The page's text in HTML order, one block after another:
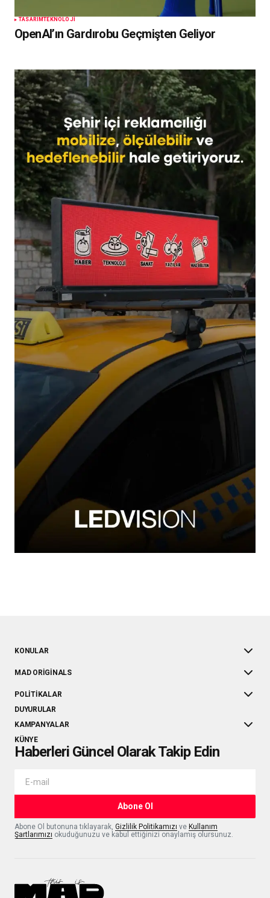
TASARIMTEKNOLOJI
OpenAI’ın Gardırobu Geçmişten Geliyor
KONULAR
MAD ORIGINALS
POLITIKALAR
DUYURULAR
KAMPANYALAR
KÜNYE
Haberleri Güncel Olarak Takip Edin
Abone Ol
Abone Ol butonuna tıklayarak, Gizlilik Politikamızı ve Kullanım
Şartlarımızı okuduğunuzu ve kabul ettiğinizi onaylamış olursunuz.